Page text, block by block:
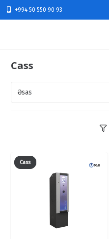
+994 50 550 90 93
Cass
Cass